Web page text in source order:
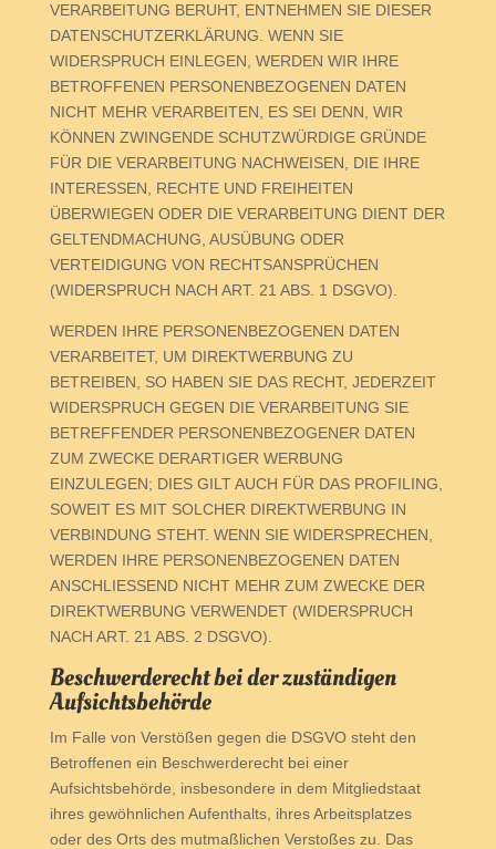
VERARBEITUNG BERUHT, ENTNEHMEN SIE DIESER
DATENSCHUTZERKLÄRUNG. WENN SIE
WIDERSPRUCH EINLEGEN, WERDEN WIR IHRE
BETROFFENEN PERSONENBEZOGENEN DATEN
NICHT MEHR VERARBEITEN, ES SEI DENN, WIR
KÖNNEN ZWINGENDE SCHUTZWÜRDIGE GRÜNDE
FÜR DIE VERARBEITUNG NACHWEISEN, DIE IHRE
INTERESSEN, RECHTE UND FREIHEITEN
ÜBERWIEGEN ODER DIE VERARBEITUNG DIENT DER
GELTENDMACHUNG, AUSÜBUNG ODER
VERTEIDIGUNG VON RECHTSANSPRÜCHEN
(WIDERSPRUCH NACH ART. 21 ABS. 1 DSGVO).
WERDEN IHRE PERSONENBEZOGENEN DATEN
VERARBEITET, UM DIREKTWERBUNG ZU
BETREIBEN, SO HABEN SIE DAS RECHT, JEDERZEIT
WIDERSPRUCH GEGEN DIE VERARBEITUNG SIE
BETREFFENDER PERSONENBEZOGENER DATEN
ZUM ZWECKE DERARTIGER WERBUNG
EINZULEGEN; DIES GILT AUCH FÜR DAS PROFILING,
SOWEIT ES MIT SOLCHER DIREKTWERBUNG IN
VERBINDUNG STEHT. WENN SIE WIDERSPRECHEN,
WERDEN IHRE PERSONENBEZOGENEN DATEN
ANSCHLIESSEND NICHT MEHR ZUM ZWECKE DER
DIREKTWERBUNG VERWENDET (WIDERSPRUCH
NACH ART. 21 ABS. 2 DSGVO).
Beschwerde­recht bei der zuständigen
Aufsichts­behörde
Im Falle von Verstößen gegen die DSGVO steht den
Betroffenen ein Beschwerderecht bei einer
Aufsichtsbehörde, insbesondere in dem Mitgliedstaat
ihres gewöhnlichen Aufenthalts, ihres Arbeitsplatzes
oder des Orts des mutmaßlichen Verstoßes zu. Das